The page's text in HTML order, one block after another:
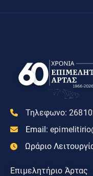
Τηλεφωνο:
Email:
Ωράριο
Επιμελητήριο Άρτας